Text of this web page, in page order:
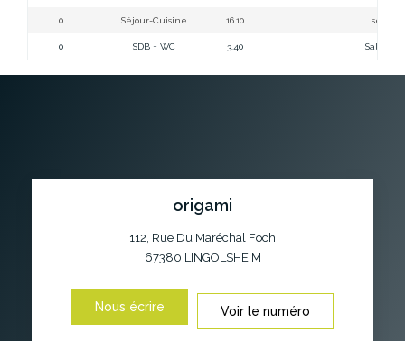
0 Séjour-Cuisine 16.10 séjour
0 SDB + WC 3.40 Salle de
origami
112, Rue Du Maréchal Foch
67380 LINGOLSHEIM
Nous écrire Voir le numéro